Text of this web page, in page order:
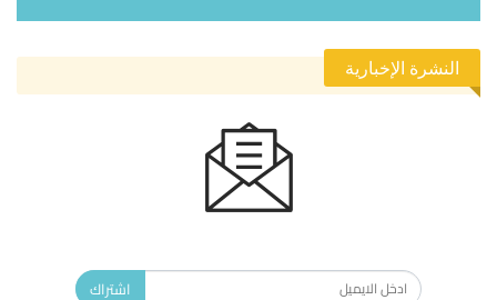
النشرة الإخبارية
اشتراك